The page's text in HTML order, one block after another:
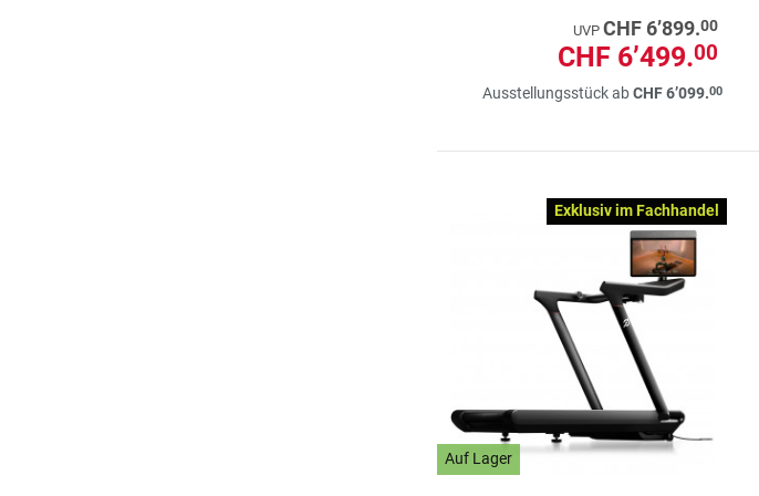
UVP CHF 6’899.00
CHF 6’499.00
Ausstellungsstück abCHF 6’099.00
Exklusiv im Fachhandel
Auf Lager